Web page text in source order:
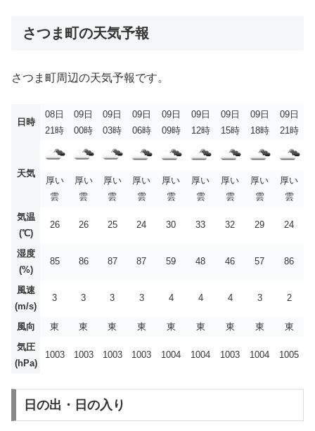
さつま町の天気予報
さつま町周辺の天気予報です。
日時
08日
21時
09日
00時
09日
03時
09日
06時
09日
09時
09日
12時
09日
15時
09日
18時
09日
21時
天気
厚い
雲
厚い
雲
厚い
雲
厚い
雲
厚い
雲
厚い
雲
厚い
雲
厚い
雲
厚い
雲
気温
(℃)
26 26 25 24 30 33 32 29 24
湿度
(%)
85 86 87 87 59 48 46 57 86
風速
(m/s)
3 3 3 3 4 4 4 3 2
風向 東 東 東 東 東 東 東 東
東
気圧
(hPa)
1003 1003 1003 1003 1004 1004 1003 1004 1005
日の出・日の入り